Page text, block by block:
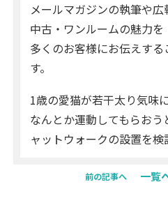
メールマガジンの執筆や広
中古・ワンルームの魅力を
多くのお客様にお伝えす
す。
1歳の愛猫が若干太り気味に
なんとか運動してもらお
ャットウォークの設置を検
前の記事へ 一覧